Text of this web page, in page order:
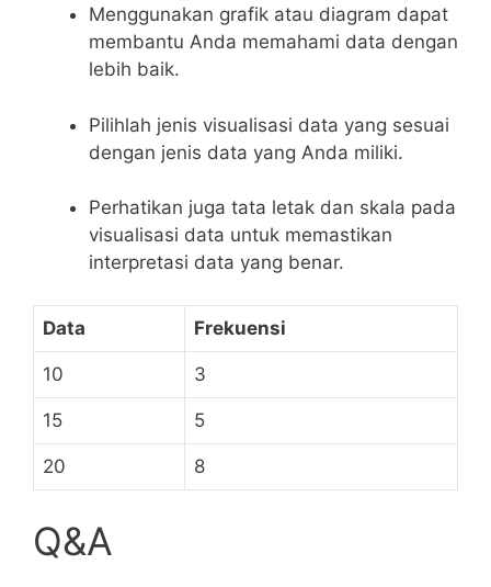
Menggunakan⁢ grafik atau‌ diagram dapat
membantu Anda⁢ memahami data ⁣dengan‍
lebih⁤ baik.
Pilihlah jenis ​visualisasi⁢ data yang sesuai
dengan jenis⁤ data ‍yang Anda ⁣miliki.
Perhatikan juga tata letak dan skala pada
visualisasi data untuk memastikan
interpretasi data yang benar.
Data Frekuensi
10 3
15 5
20 8
Q&A